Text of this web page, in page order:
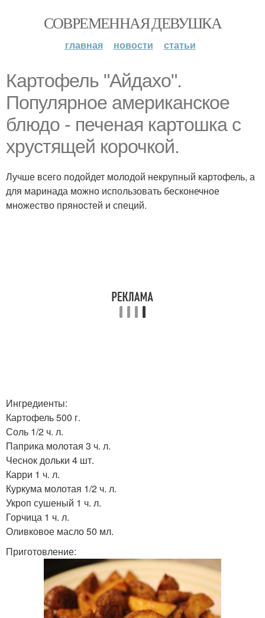
СОВРЕМЕННАЯ ДЕВУШКА
главная новости статьи
Картофель "Айдахо".
Популярное американское
блюдо - печеная картошка с
хрустящей корочкой.
Лучше всего подойдет молодой некрупный картофель, а
для маринада можно использовать бесконечное
множество пряностей и специй.
Ингредиенты:
Картофель 500 г.
Соль 1/2 ч. л.
Паприка молотая 3 ч. л.
Чеснок дольки 4 шт.
Карри 1 ч. л.
Куркума молотая 1/2 ч. л.
Укроп сушеный 1 ч. л.
Горчица 1 ч. л.
Оливковое масло 50 мл.
Приготовление: